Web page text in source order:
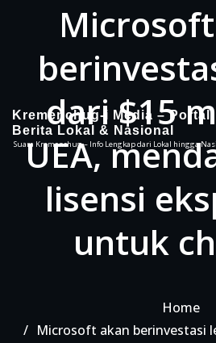
Kremenchug-i Media – Portal
Berita Lokal & Nasional
Suara Kremenchug – Info Lengkap dari Lokal hingga
dari $15
UEA,
lisensi
untuk
Home
Microsoft akan berinvestasi